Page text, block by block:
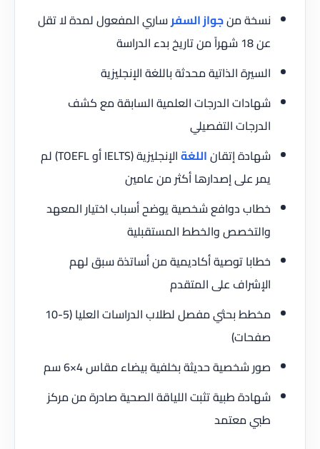
نسخة منجواز السفرساري المفعول لمدة لا تقل
عن 18 شهراً من تاريخ بدء الدراسة
السيرة الذاتية محدثة باللغة الإنجليزية
شهادات الدرجات العلمية السابقة مع كشف
الدرجات التفصيلي
شهادة إتقاناللغة
الإنجليزية (IELTS أو TOEFL) لم
يمر على إصدارها أكثر من عامين
خطاب دوافع شخصية يوضح أسباب اختيار المعهد
والتخصص والخطط المستقبلية
خطابا توصية أكاديمية من أساتذة سبق لهم
الإشراف على المتقدم
مخطط بحثي مفصل لطلاب الدراسات العليا (5-10
صفحات)
صور شخصية حديثة بخلفية بيضاء مقاس 4×6 سم
شهادة طبية تثبت اللياقة الصحية صادرة من مركز
طبي معتمد